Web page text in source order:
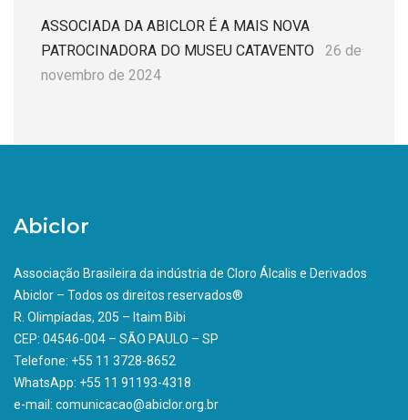
ASSOCIADA DA ABICLOR É A MAIS NOVA
PATROCINADORA DO MUSEU CATAVENTO
26 de
novembro de 2024
Abiclor
Associação Brasileira da indústria de Cloro Álcalis e Derivados
Abiclor – Todos os direitos reservados®
R. Olimpíadas, 205 – Itaim Bibi
CEP: 04546-004 – SÃO PAULO – SP
Telefone: +55 11 3728-8652
WhatsApp: +55 11 91193-4318
e-mail: comunicacao@abiclor.org.br